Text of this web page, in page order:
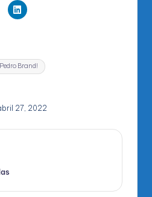
Pedro Brand!
27, 2022